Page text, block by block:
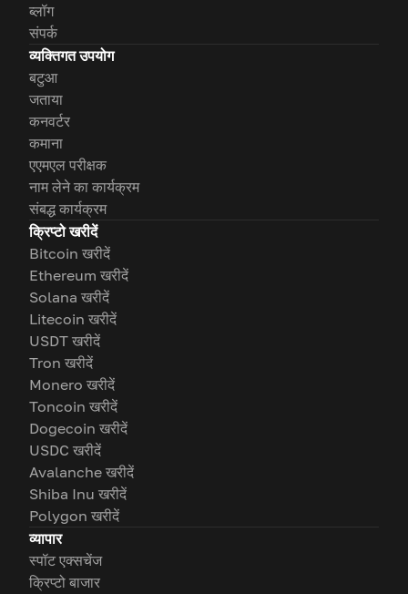
ब्लॉग
संपर्क
व्यक्तिगत उपयोग
बटुआ
जताया
कनवर्टर
कमाना
एएमएल परीक्षक
नाम लेने का कार्यक्रम
संबद्ध कार्यक्रम
क्रिप्टो खरीदें
Bitcoin खरीदें
Ethereum खरीदें
Solana खरीदें
Litecoin खरीदें
USDT खरीदें
Tron खरीदें
Monero खरीदें
Toncoin खरीदें
Dogecoin खरीदें
USDC खरीदें
Avalanche खरीदें
Shiba Inu खरीदें
Polygon खरीदें
व्यापार
स्पॉट एक्सचेंज
क्रिप्टो बाजार